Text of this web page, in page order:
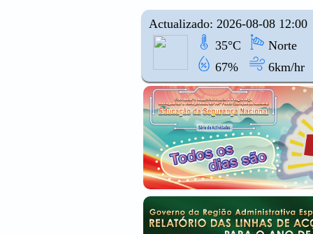
Actualizado: 2026-08-08 12:00
35°C
Norte
67%
6km/hr